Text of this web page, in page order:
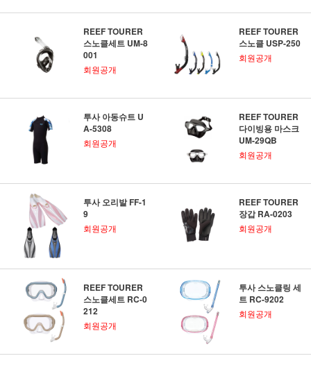
REEF TOURER
스노클세트 UM-8
001
회원공개
REEF TOURER
스노클 USP-250
회원공개
투사 아동슈트 U
A-5308
회원공개
REEF TOURER
다이빙용 마스크
UM-29QB
회원공개
투사 오리발 FF-1
9
회원공개
REEF TOURER
장갑 RA-0203
회원공개
REEF TOURER
스노클세트 RC-0
212
회원공개
투사 스노클링 세
트 RC-9202
회원공개